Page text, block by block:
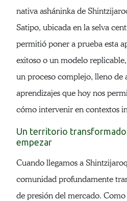
nativa asháninka de
Satipo, ubicada en la selva
permitió poner a prueba esta
exitoso o un modelo
un proceso complejo, lleno de
aprendizajes que hoy nos
cómo intervenir en contextos
Un territorio transformado
empezar
Cuando llegamos a
comunidad profundamente
de presión del mercado.